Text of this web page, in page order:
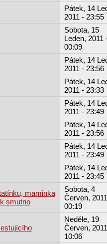
Pátek, 14
2011 - 23:55
Sobota, 15
Leden, 2011
00:09
Pátek, 14
2011 - 23:56
Pátek, 14
2011 - 23:33
Pátek, 14
2011 - 23:49
Pátek, 14
2011 - 23:56
Pátek, 14
2011 - 23:49
Pátek, 14
2011 - 23:45
maminka
smutno
Sobota, 4
Červen,
00:19
Neděle, 19
Červen,
10:06